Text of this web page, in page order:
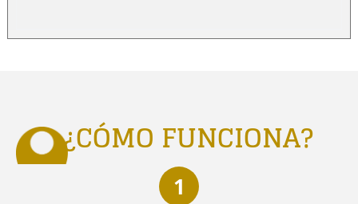
¿CÓMO FUNCIONA?
1